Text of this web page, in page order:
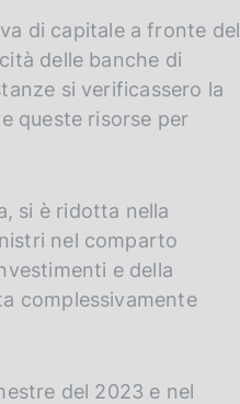
di capitale a fronte del
delle banche di
si verificassero la
queste risorse per
si è ridotta nella
nel comparto
e della
complessivamente
del 2023 e nel